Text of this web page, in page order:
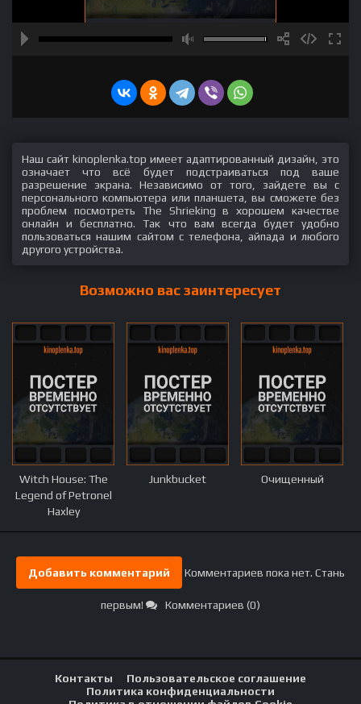
Наш сайт kinoplenka.top имеет адаптированный дизайн, это
означает что всё будет подстраиваться под ваше
разрешение экрана. Независимо от того, зайдете вы с
персонального компьютера или планшета, вы сможете без
проблем посмотреть The Shrieking в хорошем качестве
онлайн и бесплатно. Так что вам всегда будет удобно
пользоваться нашим сайтом с телефона, айпада и любого
другого устройства.
Возможно вас заинтересует
Witch House: The
Legend of Petronel
Haxley
Junkbucket Очищенный
Добавить комментарий Комментариев пока нет. Стань
первым! Комментариев (0)
Контакты
Пользовательское соглашение
Политика конфиденциальности